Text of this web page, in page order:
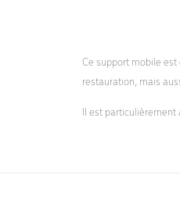
Ce support mobile est
restauration, mais
Il est particulièrement